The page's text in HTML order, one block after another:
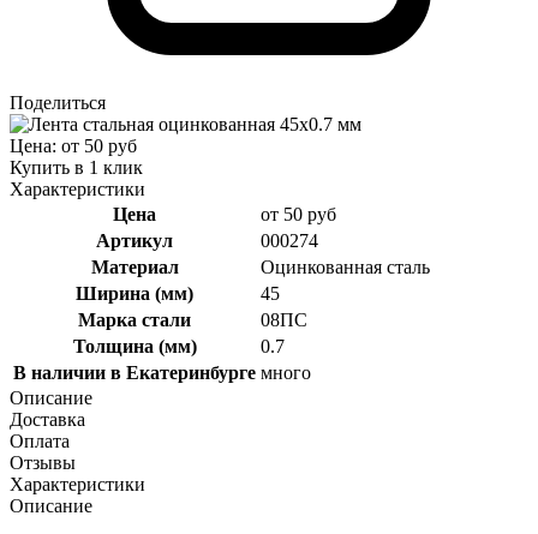
Поделиться
Цена: от 50 руб
Купить в 1 клик
Характеристики
Цена
от 50 руб
Артикул
000274
Материал
Оцинкованная сталь
Ширина (мм)
45
Марка стали
08ПС
Толщина (мм)
0.7
В наличии в Екатеринбурге много
Описание
Доставка
Оплата
Отзывы
Характеристики
Описание